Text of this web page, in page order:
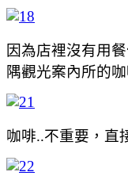
因為店裡沒有用
隅觀光案內所的咖
咖啡..不重要，直